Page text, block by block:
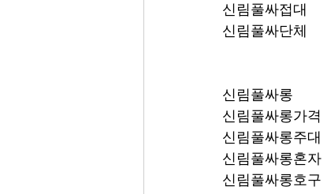
신림풀싸접대
신림풀싸단체
신림풀싸롱
신림풀싸롱가격
신림풀싸롱주대
신림풀싸롱혼자
신림풀싸롱호구